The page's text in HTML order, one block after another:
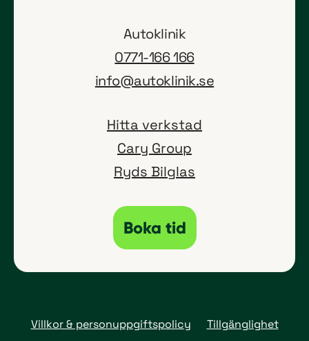
Autoklinik
0771-166 166
info@autoklinik.se
Hitta verkstad
Cary Group
Ryds Bilglas
Boka tid
Villkor & personuppgiftspolicy
Tillgänglighet